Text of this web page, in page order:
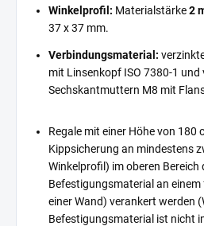
Winkelprofil: Materialstärke2
37 x 37 mm.
Verbindungsmaterial:
mit Linsenkopf ISO 7380-1 und
Sechskantmuttern M8 mit
Regale mit einer Höhe von 180
Kippsicherung an mindestens
Winkelprofil) im oberen Bereich
Befestigungsmaterial an
einer Wand) verankert werden
Befestigungsmaterial ist nicht